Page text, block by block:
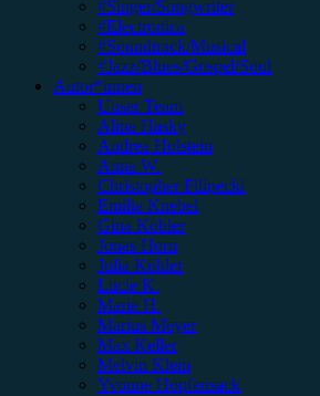
#Singer/Songwriter
#Electronica
#Soundtrack/Musical
#Jazz/Blues/Gospel/Soul
Autor*innen
Unser Team
Alina Hasky
Andrea Holstein
Anna W.
Christopher Filipecki
Emilia Knebel
Gina Köhler
Jonas Horn
Julia Köhler
Lucie K.
Marie H.
Marius Meyer
Max Keller
Melvin Klein
Yvonne Hopfensack